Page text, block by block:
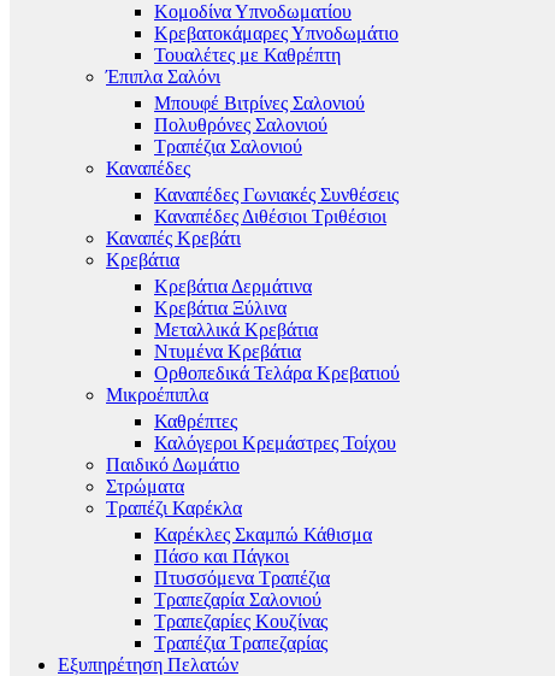
Κομοδίνα Υπνοδωματίου
Κρεβατοκάμαρες Υπνοδωμάτιο
Τουαλέτες με Καθρέπτη
Έπιπλα Σαλόνι
Μπουφέ Βιτρίνες Σαλονιού
Πολυθρόνες Σαλονιού
Τραπέζια Σαλονιού
Καναπέδες
Καναπέδες Γωνιακές Συνθέσεις
Καναπέδες Διθέσιοι Τριθέσιοι
Καναπές Κρεβάτι
Κρεβάτια
Κρεβάτια Δερμάτινα
Κρεβάτια Ξύλινα
Μεταλλικά Κρεβάτια
Ντυμένα Κρεβάτια
Ορθοπεδικά Τελάρα Κρεβατιού
Μικροέπιπλα
Καθρέπτες
Καλόγεροι Κρεμάστρες Τοίχου
Παιδικό Δωμάτιο
Στρώματα
Τραπέζι Καρέκλα
Καρέκλες Σκαμπώ Κάθισμα
Πάσο και Πάγκοι
Πτυσσόμενα Τραπέζια
Τραπεζαρία Σαλονιού
Τραπεζαρίες Κουζίνας
Τραπέζια Τραπεζαρίας
Εξυπηρέτηση Πελατών